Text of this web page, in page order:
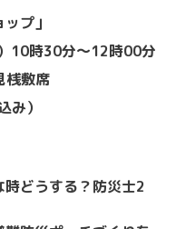
プ」
10時30分〜12時00分
敷席
み）
時どうする？防災士2